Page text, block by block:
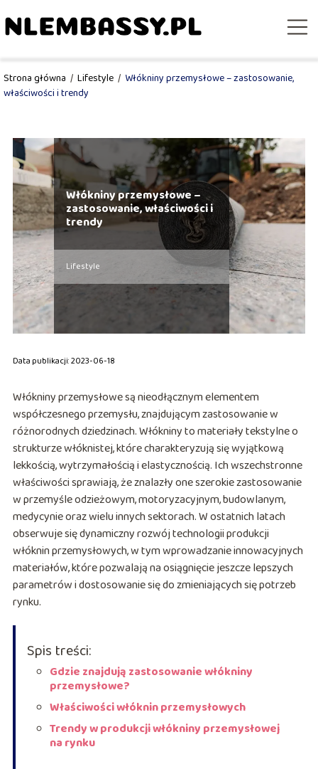
Strona główna / Lifestyle / Włókniny przemysłowe – zastosowanie,
właściwości i trendy
Włókniny przemysłowe –
zastosowanie, właściwości i
trendy
Lifestyle
Data publikacji: 2023-06-18
Włókniny przemysłowe są nieodłącznym elementem
współczesnego przemysłu, znajdującym zastosowanie w
różnorodnych dziedzinach. Włókniny to materiały tekstylne o
strukturze włóknistej, które charakteryzują się wyjątkową
lekkością, wytrzymałością i elastycznością. Ich wszechstronne
właściwości sprawiają, że znalazły one szerokie zastosowanie
w przemyśle odzieżowym, motoryzacyjnym, budowlanym,
medycynie oraz wielu innych sektorach. W ostatnich latach
obserwuje się dynamiczny rozwój technologii produkcji
włóknin przemysłowych, w tym wprowadzanie innowacyjnych
materiałów, które pozwalają na osiągnięcie jeszcze lepszych
parametrów i dostosowanie się do zmieniających się potrzeb
rynku.
Spis treści:
Gdzie znajdują zastosowanie włókniny
przemysłowe?
Właściwości włóknin przemysłowych
Trendy w produkcji włókniny przemysłowej
na rynku